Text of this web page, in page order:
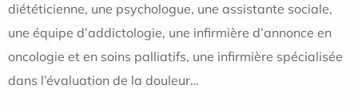
diététicienne, une psychologue, une assistante sociale,
une équipe d’addictologie, une infirmière d’annonce en
oncologie et en soins palliatifs, une infirmière spécialisée
dans l’évaluation de la douleur…